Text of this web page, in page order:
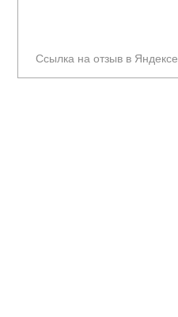
Ссылка на отзыв в Яндексе